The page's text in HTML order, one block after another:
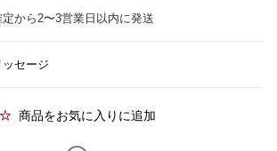
定から2〜3営業日以内に発送
セージ
商品をお気に入りに追加